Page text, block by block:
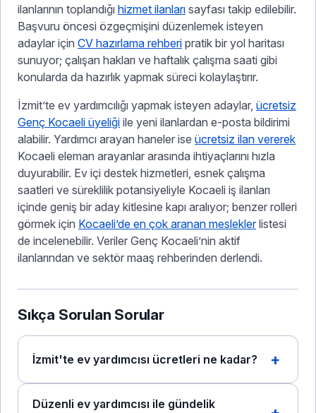
ilanlarının toplandığı hizmet ilanları sayfası takip edilebilir.
Başvuru öncesi özgeçmişini düzenlemek isteyen
adaylar için CV hazırlama rehberi pratik bir yol haritası
sunuyor; çalışan hakları ve haftalık çalışma saati gibi
konularda da hazırlık yapmak süreci kolaylaştırır.
İzmit’te ev yardımcılığı yapmak isteyen adaylar, ücretsiz
Genç Kocaeli üyeliği ile yeni ilanlardan e-posta bildirimi
alabilir. Yardımcı arayan haneler ise ücretsiz ilan vererek
Kocaeli eleman arayanlar arasında ihtiyaçlarını hızla
duyurabilir. Ev içi destek hizmetleri, esnek çalışma
saatleri ve süreklilik potansiyeliyle Kocaeli iş ilanları
içinde geniş bir aday kitlesine kapı aralıyor; benzer rolleri
görmek için Kocaeli’de en çok aranan mesleklerlistesi
de incelenebilir. Veriler Genç Kocaeli’nin aktif
ilanlarından ve sektör maaş rehberinden derlendi.
Sıkça Sorulan Sorular
İzmit'te ev yardımcısı ücretleri ne kadar?
Düzenli ev yardımcısı ile gündelik